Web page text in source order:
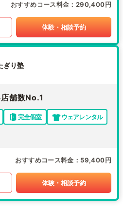
おすすめコース料金 290,400円
体験・相談予約
ぎり塾
舗数No.1
完全個室
ウェアレンタル
おすすめコース料金 59,400円
体験・相談予約